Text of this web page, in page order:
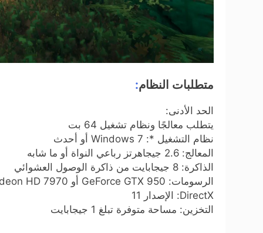
متطلبات النظام:
الحد الأدنى:
يتطلب معالجًا ونظام تشغيل 64 بت
نظام التشغيل *: Windows 7 أو أحدث
المعالج: 2.6 جيجاهرتز رباعي النواة أو ما شابه
الذاكرة: 8 جيجابايت من ذاكرة الوصول العشوائي
الرسومات: GeForce GTX 950 أو Radeon HD 7970
DirectX: الإصدار 11
التخزين: مساحة متوفرة تبلغ 1 جيجابايت